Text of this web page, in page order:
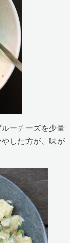
ーチーズを少量
した方が、味が